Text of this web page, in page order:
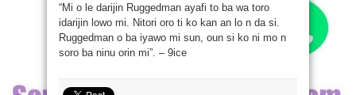
“Mi o le darijin Ruggedman ayafi to ba wa toro
idarijin lowo mi. Nitori oro ti ko kan an lo n da si.
Ruggedman o ba iyawo mi sun, oun si ko ni mo n
soro ba ninu orin mi”. – 9ice